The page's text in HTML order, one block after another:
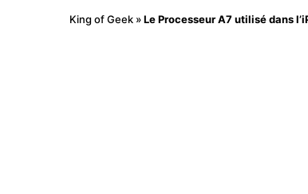
King of Geek »Le Processeur A7 utilisé dans